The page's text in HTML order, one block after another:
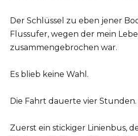
Der Schlüssel zu eben jener
Flussufer, wegen der mein
zusammengebrochen war.
Es blieb keine Wahl.
Die Fahrt dauerte vier Stunden.
Zuerst ein stickiger Linienbus,